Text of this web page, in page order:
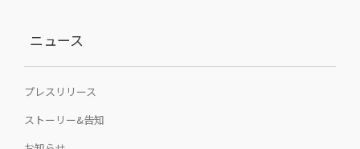
ニュース
プレスリリース
ストーリー&告知